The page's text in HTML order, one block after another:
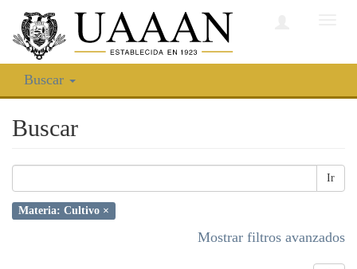
Buscar
Buscar
Ir
Materia: Cultivo ×
Mostrar filtros avanzados